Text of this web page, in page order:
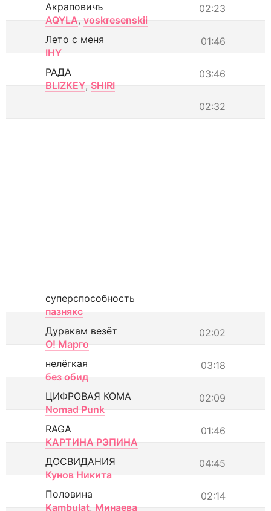
02:23
Акраповичъ
AQYLA, voskresenskii
01:46
Лето с меня
IHY
03:46
РАДА
BLIZKEY, SHIRI
02:32
суперспособность
пазнякс
02:02
Дуракам везёт
О! Марго
03:18
нелёгкая
без обид
02:09
ЦИФРОВАЯ КОМА
Nomad Punk
01:46
RAGA
КАРТИНА РЭПИНА
04:45
ДОСВИДАНИЯ
Кунов Никита
02:14
Половина
Kambulat, Минаева